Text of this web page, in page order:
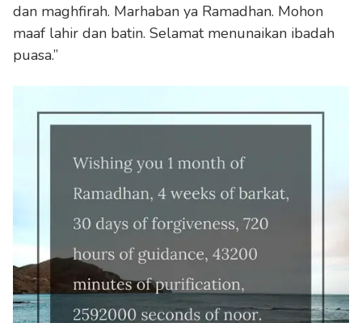
dan maghfirah. Marhaban ya Ramadhan. Mohon
maaf lahir dan batin. Selamat menunaikan ibadah
puasa.”